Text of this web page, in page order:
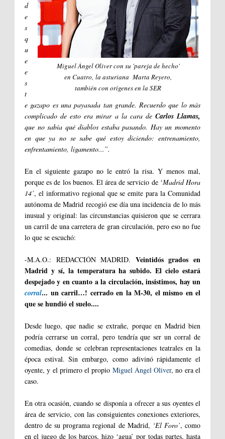
Miguel Ángel Oliver con su 'pareja de hecho'
en Cuatro, la asturiana Marta Reyero,
también con orígenes en la SER
d
e
s
q
u
e
e
s
t
e gazapo es una payasada tan grande. Recuerdo que lo más
complicado de esto era mirar a la cara de Carlos Llamas,
que no sabía qué diablos estaba pasando. Hay un momento
en que ya no se sabe qué estoy diciendo: entrenamiento,
enfrentamiento, ligamento...”.
En el siguiente gazapo no le entró la risa. Y menos mal,
porque es de los buenos. El área de servicio de ‘Madrid Hora
14’, el informativo regional que se emite para la Comunidad
autónoma de Madrid recogió ese día una incidencia de lo más
inusual y original: las circunstancias quisieron que se cerrara
un carril de una carretera de gran circulación, pero eso no fue
lo que se escuchó:
-M.A.O.: REDACCIÓN MADRID. Veintidós grados en
Madrid y sí, la temperatura ha subido. El cielo estará
despejado y en cuanto a la circulación, insistimos, hay un
corral... un carril…! cerrado en la M-30, el mismo en el
que se hundió el suelo....
Desde luego, que nadie se extrañe, porque en Madrid bien
podría cerrarse un corral, pero tendría que ser un corral de
comedias, donde se celebran representaciones teatrales en la
época estival. Sin embargo, como adivinó rápidamente el
oyente, y el primero el propio Miguel Ángel Oliver, no era el
caso.
En otra ocasión, cuando se disponía a ofrecer a sus oyentes el
área de servicio, con las consiguientes conexiones exteriores,
dentro de su programa regional de Madrid, ‘El Foro’, como
en el juego de los barcos, hizo ‘agua’ por todas partes, hasta